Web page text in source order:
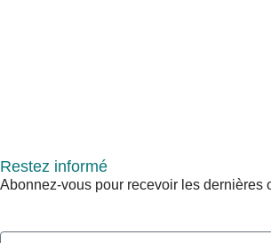
Restez informé
Abonnez-vous pour recevoir les dernières